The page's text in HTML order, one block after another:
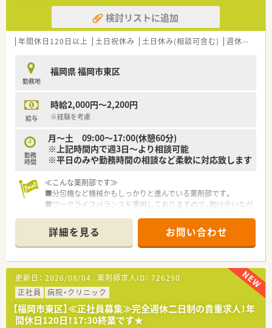
検討リストに追加
年間休日120日以上 土日祝休み 土日休み(相談可含む) 週休2.5日以上
勤務地
福岡県 福岡市東区
給与
時給2,000円～2,200円
※経験を考慮
勤務
時間
月～土 09:00～17:00(休憩60分)
※上記時間内で週3日～より相談可能
※平日のみや勤務時間の相談など柔軟に対応致します
≪こんな薬剤部です≫
■分包機など機械かもしっかりと進んでいる薬剤部です。
■ワークライフバランスを重視しておりますので、助け合いなが
■残業が難しい場合は定時で終業も可能です。
■患者様は認知症の患者様が多く、老老介護の方も多いです。
≪こんな病院です≫
■2,000年よりうつ病、神経症、老年期の精神医療を中心に診療
を行って参りました。
■退院後の方々のために、施設を併設して地域に根ざした医療を
続けております。
■2020年には、より良い入院環境の提供のため、本館の改築と新
病棟を増築いたしました。
詳細を見る お問い合わせ
更新日： 2026/08/04 薬剤師求人ID： 726290
正社員
病院・クリニック
【福岡市東区】≪正社員募集≫完全週休二日制の貴重求人！年
間休日120日！17:30終業です★